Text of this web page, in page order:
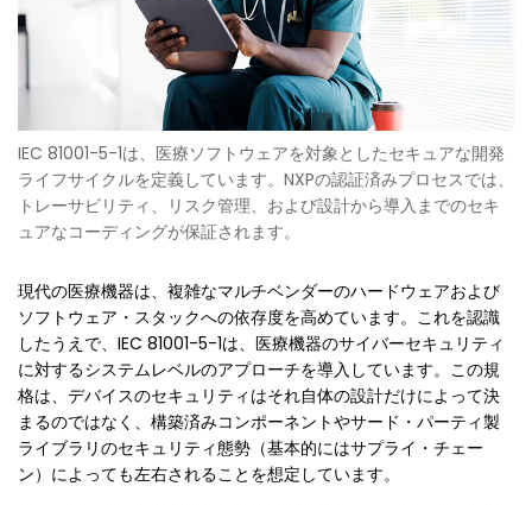
IEC 81001-5-1は、医療ソフトウェアを対象としたセキュアな開発
ライフサイクルを定義しています。NXPの認証済みプロセスでは、
トレーサビリティ、リスク管理、および設計から導入までのセキ
ュアなコーディングが保証されます。
現代の医療機器は、複雑なマルチベンダーのハードウェアおよび
ソフトウェア・スタックへの依存度を高めています。これを認識
したうえで、IEC 81001-5-1は、医療機器のサイバーセキュリティ
に対するシステムレベルのアプローチを導入しています。この規
格は、デバイスのセキュリティはそれ自体の設計だけによって決
まるのではなく、構築済みコンポーネントやサード・パーティ製
ライブラリのセキュリティ態勢（基本的にはサプライ・チェー
ン）によっても左右されることを想定しています。